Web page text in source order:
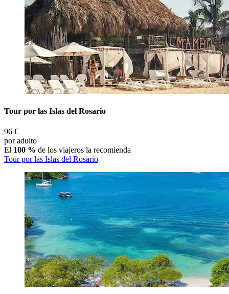
Tour por las Islas del Rosario
96 €
por adulto
El 100 % de los viajeros la recomienda
Tour por las Islas del Rosario